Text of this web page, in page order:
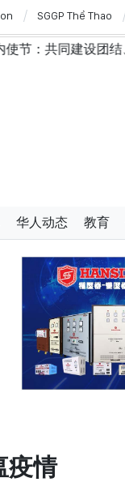
SGGP Thể Thao
强的东盟共同体
华人动态 教育
疫情